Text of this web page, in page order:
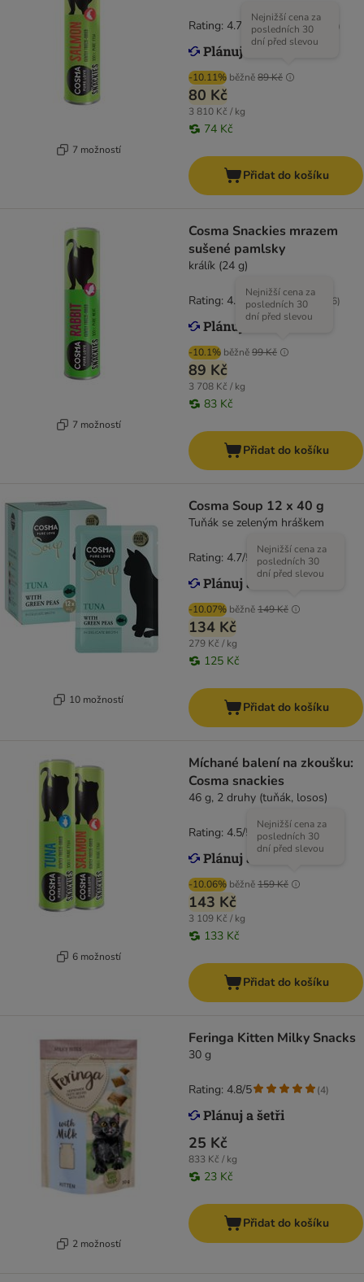
7 možností
-10.11% běžně89 Kč
Nejnižší cena za
posledních 30
dní před slevou
80 Kč
3 810 Kč / kg
74 Kč
Rating: 4.7/5 )
Přidat do košíku
7 možností
Cosma Snackies mrazem
sušené pamlsky
králík (24 g)
-10.1% běžně99 Kč
Nejnižší cena za
posledních 30
dní před slevou
89 Kč
3 708 Kč / kg
83 Kč
Rating: 4.7/5 166)
Přidat do košíku
10 možností
Cosma Soup 12 x 40 g
Tuňák se zeleným hráškem
-10.07% běžně149 Kč
Nejnižší cena za
posledních 30
dní před slevou
134 Kč
279 Kč / kg
125 Kč
Rating: 4.7/5 (
Přidat do košíku
6 možností
Míchané balení na zkoušku:
Cosma snackies
46 g, 2 druhy (tuňák, losos)
-10.06% běžně159 Kč
Nejnižší cena za
posledních 30
dní před slevou
143 Kč
3 109 Kč / kg
133 Kč
Rating: 4.5/5 (
Přidat do košíku
2 možností
Feringa Kitten Milky Snacks
30 g
25 Kč
833 Kč / kg
23 Kč
Rating: 4.8/5 (4)
Přidat do košíku